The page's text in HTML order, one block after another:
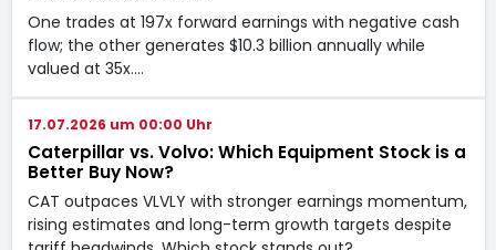
One trades at 197x forward earnings with negative cash
flow; the other generates $10.3 billion annually while
valued at 35x.…
17.07.2026 um 00:00 Uhr
Caterpillar vs. Volvo: Which Equipment Stock is a
Better Buy Now?
CAT outpaces VLVLY with stronger earnings momentum,
rising estimates and long-term growth targets despite